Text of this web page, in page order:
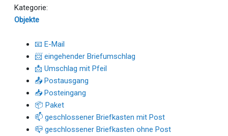
Kategorie:
Objekte
📧 E-Mail
📨 eingehender Briefumschlag
📩 Umschlag mit Pfeil
📤 Postausgang
📥 Posteingang
📦 Paket
📫 geschlossener Briefkasten mit Post
📪 geschlossener Briefkasten ohne Post